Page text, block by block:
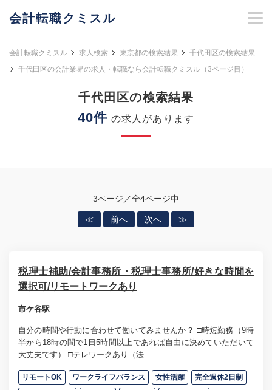
会計転職クミスル
会計転職クミスル 求人検索 東京都の検索結果
千代田区の検索結果
千代田区の会計業界の求人・転職なら会計転職クミスル（3ページ目）
千代田区の検索結果
40件 の求人があります
3ページ／全4ページ中
≪ 前へ 次へ ≫
税理士補助/会計事務所・税理士事務所/好きな時間を
選択可/リモートワークあり
市ケ谷駅
自分の時間や行動に合わせて働いてみませんか？ □時短勤務（9時
半から18時の間で1日5時間以上であれば自由に決めていただいて
大丈夫です） □テレワークあり（法...
リモートOK ワークライフバランス 女性活躍 完全週休2日制